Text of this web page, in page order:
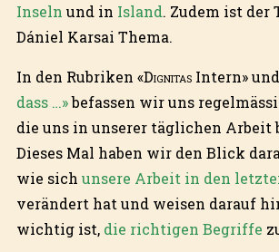
Inseln und in Island. Zudem ist der
Dániel Karsai Thema.
In den Rubriken «DignitasIntern» und
dass …»befassen wir uns
die uns in unserer täglichen Arbeit
Dieses Mal haben wir den Blick
wie sich unsere Arbeit in den
verändert hat und weisen darauf
wichtig ist, die richtigen Begriffe